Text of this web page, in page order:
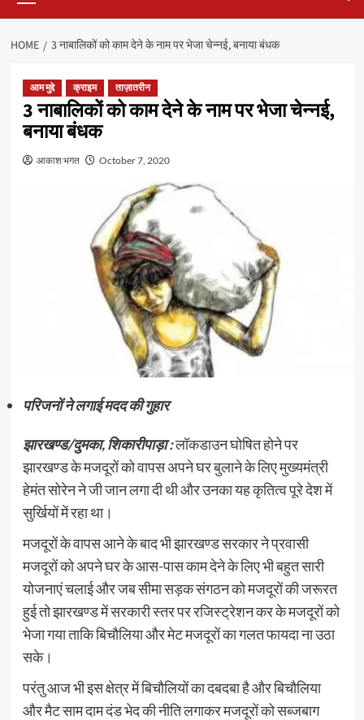
HOME 3 नाबालिकों को काम देने के नाम पर भेजा चेन्नई, बनाया बंधक
आम मुद्दे क्राइम ताज़ातरीन
3 नाबालिकों को काम देने के नाम पर भेजा चेन्नई,
बनाया बंधक
आकाश भगत October 7, 2020
परिजनोंनेलगाईमददकीगुहार
झारखण्ड/दुमका,शिकारीपाड़ा:लॉकडाउन घोषित होने पर
झारखण्ड के मजदूरों को वापस अपने घर बुलाने के लिए मुख्यमंत्री
हेमंत सोरेन ने जी जान लगा दी थी और उनका यह कृतित्व पूरे देश में
सुर्खियों में रहा था।
मजदूरों के वापस आने के बाद भी झारखण्ड सरकार ने प्रवासी
मजदूरों को अपने घर के आस-पास काम देने के लिए भी बहुत सारी
योजनाएं चलाई और जब सीमा सड़क संगठन को मजदूरों की जरूरत
हुई तो झारखण्ड में सरकारी स्तर पर रजिस्ट्रेशन कर के मजदूरों को
भेजा गया ताकि बिचौलिया और मेट मजदूरों का गलत फायदा ना उठा
सके।
परंतु आज भी इस क्षेत्र में बिचौलियों का दबदबा है और बिचौलिया
और मैट साम दाम दंड भेद की नीति लगाकर मजदूरों को सब्जबाग